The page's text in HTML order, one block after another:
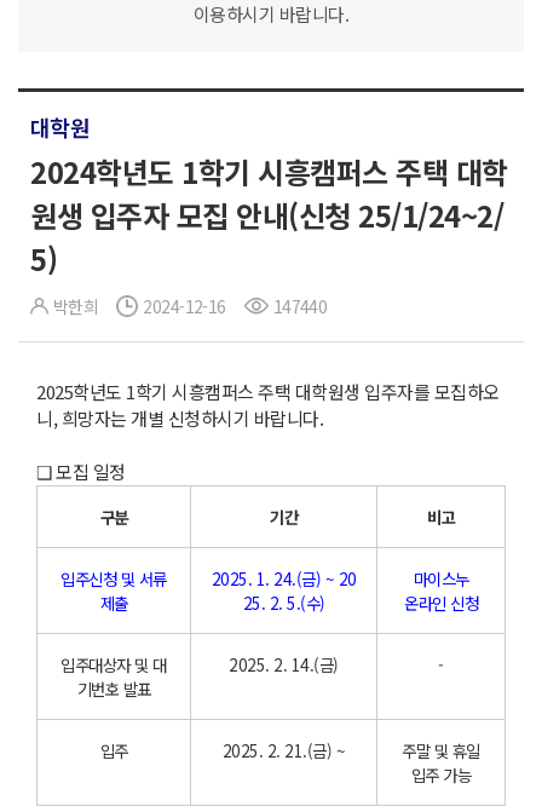
이용하시기 바랍니다.
대학원
2024학년도 1학기 시흥캠퍼스 주택 대학
원생 입주자 모집 안내(신청 25/1/24~2/
5)
박한희 2024-12-16 147440
2025학년도 1학기 시흥캠퍼스 주택 대학원생 입주자를 모집하오
니, 희망자는 개별 신청하시기 바랍니다.
❑ 모집 일정
구분 기간 비고
입주신청 및 서류
제출
2025. 1. 24.(금) ~ 20
25. 2. 5.(수)
마이스누
온라인 신청
입주대상자 및 대
기번호 발표
2025. 2. 14.(금) -
입주 2025. 2. 21.(금) ~
주말 및 휴일
입주 가능